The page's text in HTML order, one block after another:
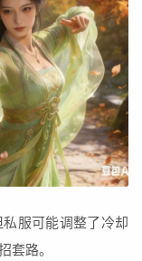
服可能调整了冷却
套路。